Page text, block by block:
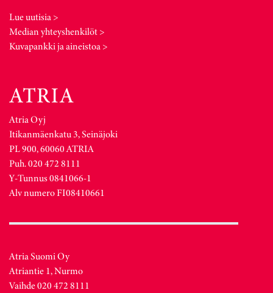
Lue uutisia >
Median yhteyshenkilöt >
Kuvapankki ja aineistoa >
Atria Oyj
Itikanmäenkatu 3, Seinäjoki
PL 900, 60060 ATRIA
Puh. 020 472 8111
Y-Tunnus 0841066-1
Alv numero FI08410661
Atria Suomi Oy
Atriantie 1, Nurmo
Vaihde 020 472 8111